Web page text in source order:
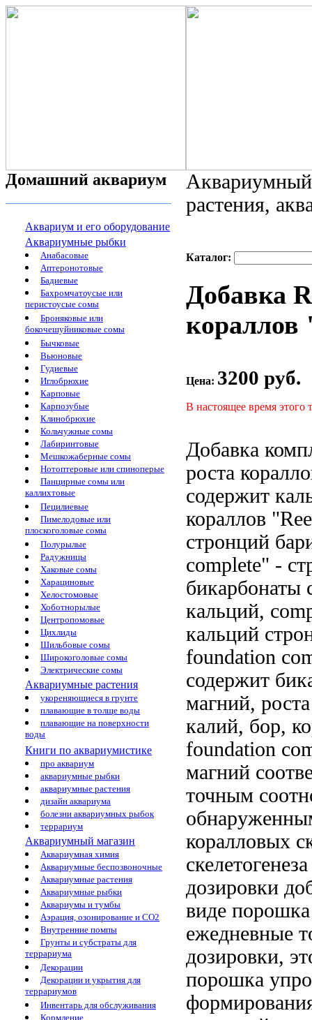
Домашний аквариум
Аквариум и его оборудование
Аквариумные рыбки
Анабасовые
Аптеронотовые
Бадиевые
Бахромчатоусые или
перистоусые сомы
Броняковые или
бокочешуйниковые сомы
Бычковые
Вьюновые
Гудиевые
Иглобрюхие
Карповые
Карпозубые
Клинобрюхие
Кольчужные сомы
Лабиринтовые
Мешкожаберные сомы
Нотоптеровые или спиноперые
Панцирные сомы или
каллихтовые
Пецилиевые
Пимелодовые или
плоскоголовые сомы
Полурылые
Радужницы
Хаковые сомы
Харациновые
Хелостомовые
Хоботнорылые
Центропомовые
Цихлиды
Шильбовые сомы
Широкоголовые сомы
Электрические сомы
Аквариумные растения
укореняющиеся в грунте
плавающие в толще воды
плавающие на поверхности
воды
Книги по аквариумистике
про аквариум
аквариумные рыбки
аквариумные растения
дизайн аквариума
болезни аквариумных рыбок
террариум
Аквариумный магазин
Аквариумная химия
Аквариумные беспозвоночные
Аквариумные растения
Аквариумные рыбки
Аквариумы и тумбы
Аэрация, озонирование и CO2
Внутренние помпы
Грунты и субстраты для
террариума
Декорации
Декорации и укрытия для
террариумов
Инвентарь для обслуживания
Кормление
растения,
Каталог:
Добавка
кораллов
Цена: 3200 руб.
В настоящее время этого
Добавка
роста
содержит
кораллов
стронций
complete" -
бикарбонаты
кальций,
кальций
foundation
содержит
магний,
калий, бор,
foundation
магний
точным
коралловых
скелетогенеза
дозировки
виде
ежедневные
дозировки,
порошка